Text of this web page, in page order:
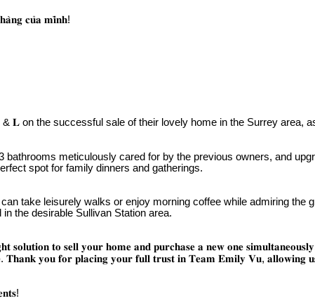
𝐜𝐮̉𝐚 𝐦𝐢̀𝐧𝐡!
𝐉 & 𝐋 on the successful sale of their lovely home in the Surrey
meticulously cared for by the previous owners, and
spot for family dinners and gatherings.
take leisurely walks or enjoy morning coffee while admiring
the desirable Sullivan Station area.
𝐬𝐨𝐥𝐮𝐭𝐢𝐨𝐧 𝐭𝐨 𝐬𝐞𝐥𝐥 𝐲𝐨𝐮𝐫 𝐡𝐨𝐦𝐞 𝐚𝐧𝐝 𝐩𝐮𝐫𝐜𝐡𝐚𝐬𝐞 𝐚 𝐧𝐞𝐰 𝐨𝐧𝐞
𝐲𝐨𝐮 𝐟𝐨𝐫 𝐩𝐥𝐚𝐜𝐢𝐧𝐠 𝐲𝐨𝐮𝐫 𝐟𝐮𝐥𝐥 𝐭𝐫𝐮𝐬𝐭 𝐢𝐧 𝐓𝐞𝐚𝐦 𝐄𝐦𝐢𝐥𝐲 𝐕𝐮, 𝐚𝐥𝐥𝐨𝐰𝐢𝐧𝐠